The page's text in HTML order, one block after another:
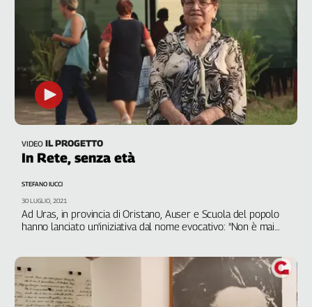
VIDEO IL PROGETTO
In Rete, senza età
Ad Uras, in provincia di Oristano, Auser e Scuola del popolo
hanno lanciato un'iniziativa dal nome evocativo: "Non è mai
bisogni che sono diventati ormai primari: prenotare una visita
o un vaccino, scaricare una ricetta medica, comunicare con un
parente lontano
STEFANO IUCCI
30 LUGLIO, 2021